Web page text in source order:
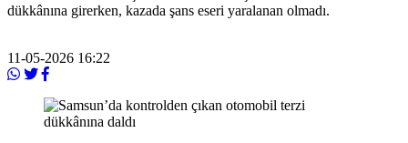
dükkânına girerken, kazada şans eseri yaralanan olmadı.
11-05-2026 16:22